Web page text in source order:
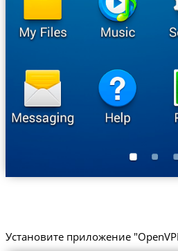
Установите приложение